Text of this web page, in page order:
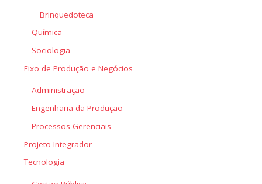
Brinquedoteca
Química
Sociologia
Eixo de Produção e Negócios
Administração
Engenharia da Produção
Processos Gerenciais
Projeto Integrador
Tecnologia